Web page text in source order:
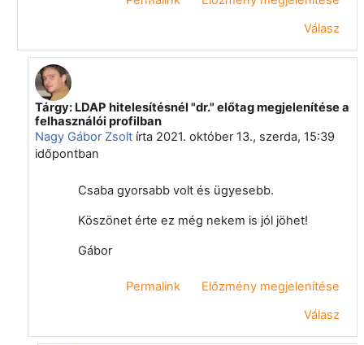
Válasz
Válasz erre: Vágvölgyi Csaba
Tárgy: LDAP hitelesítésnél "dr." előtag megjelenítése a
felhasználói profilban
Nagy Gábor Zsoltírta 2021. október 13., szerda, 15:39
időpontban
Csaba gyorsabb volt és ügyesebb.
Köszönet érte ez még nekem is jól jöhet!
Gábor
Permalink
Előzmény megjelenítése
Válasz